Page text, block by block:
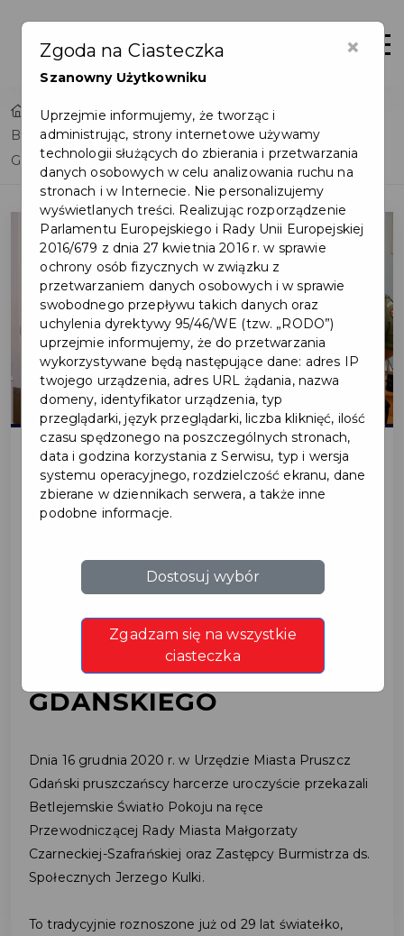
Home
Betlejemskie Światło Pokoju zawitało do Pruszcza
Gdańskiego
2020-12-16
ŚWIATŁO POKOJU
ZAWITAŁO DO
PRUSZCZA
GDAŃSKIEGO
Dnia 16 grudnia 2020 r. w Urzędzie Miasta Pruszcz
Gdański pruszczańscy harcerze uroczyście przekazali
Betlejemskie Światło Pokoju na ręce
Przewodniczącej Rady Miasta Małgorzaty
Czarneckiej-Szafrańskiej oraz Zastępcy Burmistrza ds.
Społecznych Jerzego Kulki.
To tradycyjnie roznoszone już od 29 lat światełko,
×
Zgoda na Ciasteczka
Szanowny Użytkowniku
Uprzejmie informujemy, że tworząc i
administrując, strony internetowe używamy
technologii służących do zbierania i przetwarzania
danych osobowych w celu analizowania ruchu na
stronach i w Internecie. Nie personalizujemy
wyświetlanych treści. Realizując rozporządzenie
Parlamentu Europejskiego i Rady Unii Europejskiej
2016/679 z dnia 27 kwietnia 2016 r. w sprawie
ochrony osób fizycznych w związku z
przetwarzaniem danych osobowych i w sprawie
swobodnego przepływu takich danych oraz
uchylenia dyrektywy 95/46/WE (tzw. „RODO”)
uprzejmie informujemy, że do przetwarzania
wykorzystywane będą następujące dane: adres IP
twojego urządzenia, adres URL żądania, nazwa
domeny, identyfikator urządzenia, typ
przeglądarki, język przeglądarki, liczba kliknięć, ilość
czasu spędzonego na poszczególnych stronach,
data i godzina korzystania z Serwisu, typ i wersja
systemu operacyjnego, rozdzielczość ekranu, dane
zbierane w dziennikach serwera, a także inne
podobne informacje.
Dostosuj wybór
Zgadzam się na wszystkie
ciasteczka